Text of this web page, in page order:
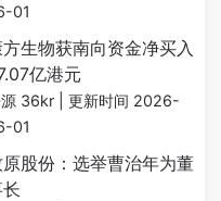
01
方生物获南向资金净买入
亿港元
36kr
更新时间 2026-
01
股份：选举曹治年为董